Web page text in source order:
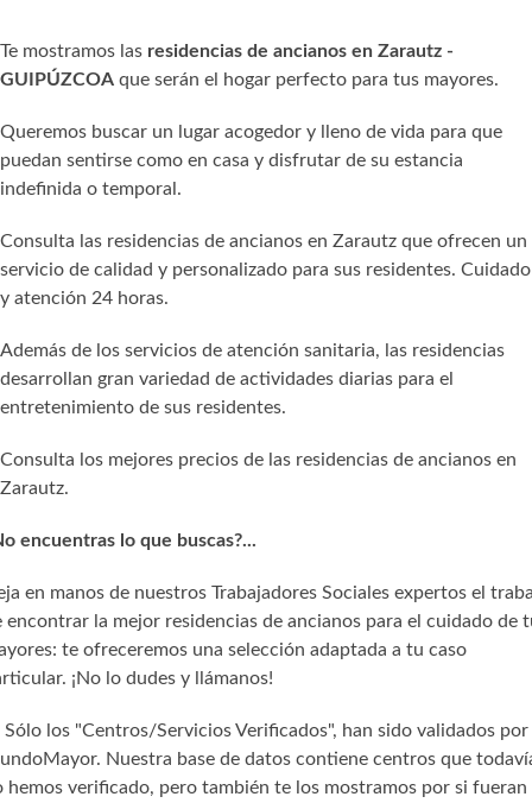
Te mostramos las residencias de ancianos en Zarautz -
GUIPÚZCOA que serán el hogar perfecto para tus mayores.
Queremos buscar un lugar acogedor y lleno de vida para que
puedan sentirse como en casa y disfrutar de su estancia
indefinida o temporal.
Consulta las residencias de ancianos en Zarautz que ofrecen un
servicio de calidad y personalizado para sus residentes. Cuidado
y atención 24 horas.
Además de los servicios de atención sanitaria, las residencias
desarrollan gran variedad de actividades diarias para el
entretenimiento de sus residentes.
Consulta los mejores precios de las residencias de ancianos en
Zarautz.
encuentras lo que buscas?...
en manos de nuestros Trabajadores Sociales expertos el
encontrar la mejor residencias de ancianos para el cuidado de
te ofreceremos una selección adaptada a tu caso
¡No lo dudes y llámanos!
Sólo los "Centros/Servicios Verificados", han sido validados por
Nuestra base de datos contiene centros que
hemos verificado, pero también te los mostramos por si fueran